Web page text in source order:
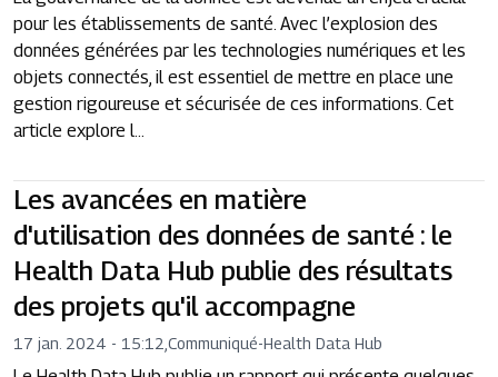
pour les établissements de santé. Avec l’explosion des
données générées par les technologies numériques et les
objets connectés, il est essentiel de mettre en place une
gestion rigoureuse et sécurisée de ces informations. Cet
article explore l...
Les avancées en matière
d'utilisation des données de santé : le
Health Data Hub publie des résultats
des projets qu'il accompagne
17 jan. 2024 - 15:12 Communiqué-Health Data Hub